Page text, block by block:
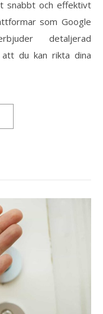
snabbt och effektivt
som Google
detaljerad
att du kan rikta dina